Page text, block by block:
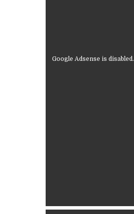
Google Adsense is disabled.